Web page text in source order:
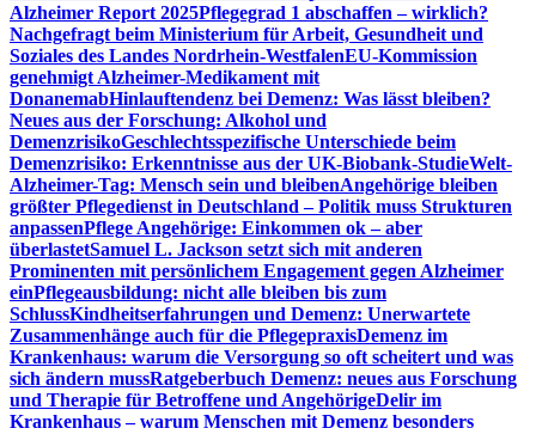
Alzheimer Report 2025Pflegegrad 1 abschaffen – wirklich?
Nachgefragt beim Ministerium für Arbeit, Gesundheit und
Soziales des Landes Nordrhein-WestfalenEU-Kommission
genehmigt Alzheimer-Medikament mit
DonanemabHinlauftendenz bei Demenz: Was lässt bleiben?
Neues aus der Forschung: Alkohol und
DemenzrisikoGeschlechtsspezifische Unterschiede beim
Demenzrisiko: Erkenntnisse aus der UK-Biobank-StudieWelt-
Alzheimer-Tag: Mensch sein und bleibenAngehörige bleiben
größter Pflegedienst in Deutschland – Politik muss Strukturen
anpassenPflege Angehörige: Einkommen ok – aber
überlastetSamuel L. Jackson setzt sich mit anderen
Prominenten mit persönlichem Engagement gegen Alzheimer
einPflegeausbildung: nicht alle bleiben bis zum
SchlussKindheitserfahrungen und Demenz: Unerwartete
Zusammenhänge auch für die PflegepraxisDemenz im
Krankenhaus: warum die Versorgung so oft scheitert und was
sich ändern mussRatgeberbuch Demenz: neues aus Forschung
und Therapie für Betroffene und AngehörigeDelir im
Krankenhaus – warum Menschen mit Demenz besonders